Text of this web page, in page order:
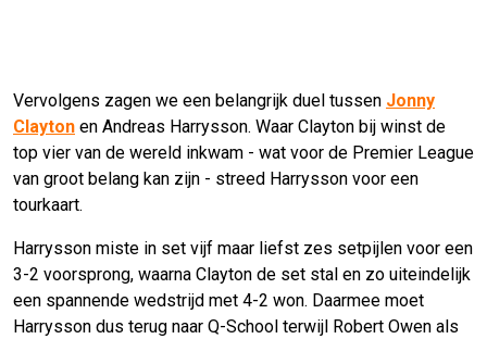
Vervolgens zagen we een belangrijk duel tussen Jonny
Clayton en Andreas Harrysson. Waar Clayton bij winst de
top vier van de wereld inkwam - wat voor de Premier League
van groot belang kan zijn - streed Harrysson voor een
tourkaart.
Harrysson miste in set vijf maar liefst zes setpijlen voor een
3-2 voorsprong, waarna Clayton de set stal en zo uiteindelijk
een spannende wedstrijd met 4-2 won. Daarmee moet
Harrysson dus terug naar Q-School terwijl Robert Owen als